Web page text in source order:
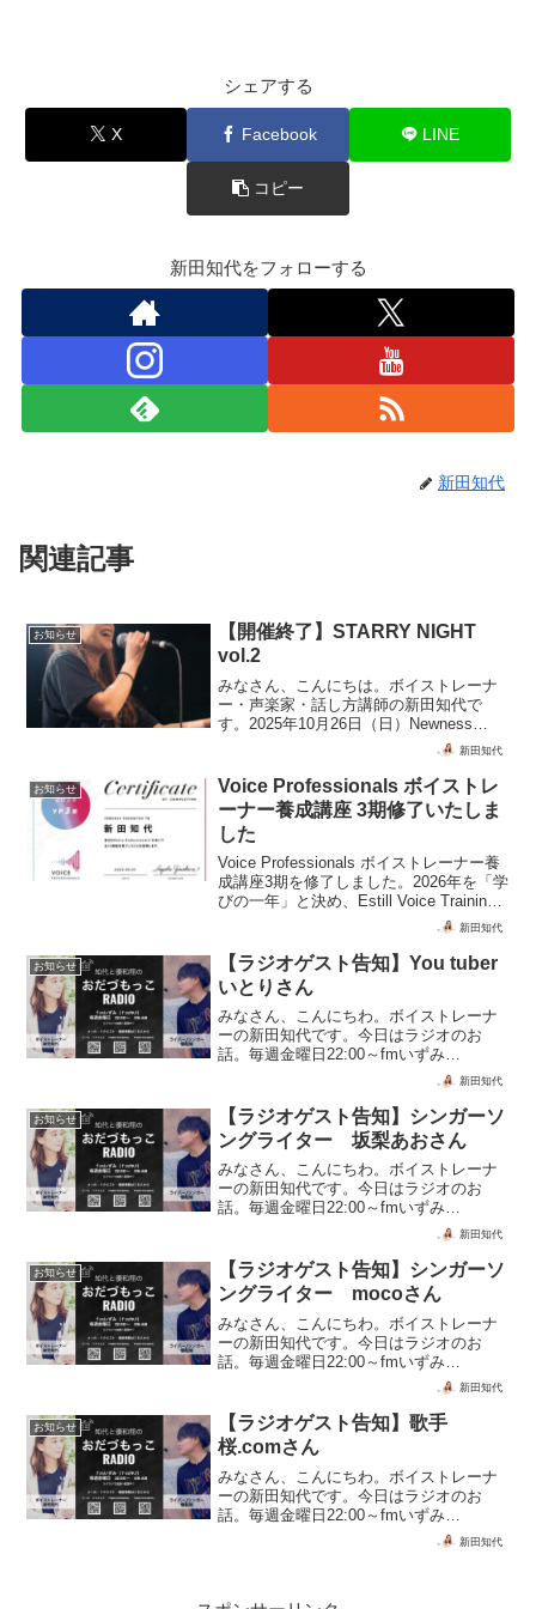
シェアする
X Facebook LINE
コピー
新田知代をフォローする
新田知代
関連記事
お知らせ
【開催終了】STARRY NIGHT
vol.2
みなさん、こんにちは。ボイストレーナ
ー・声楽家・話し方講師の新田知代で
す。2025年10月26日（日）Newness
Music主催発表会ライブ「STARRY
NIGHT vol.2」無事に開催終了しました！
出演下さった皆様ご来場下さった皆...
新田知代
お知らせ
Voice Professionals ボイストレ
ーナー養成講座 3期修了いたしま
した
Voice Professionals ボイストレーナー養
成講座3期を修了しました。2026年を「学
びの一年」と決め、Estill Voice Training®
と並行して学んだ3か月。レッスンの考え
方やクライアントとの向き合い方を見直
し、これからの指導に生かしていきま
す。
新田知代
お知らせ
【ラジオゲスト告知】You tuber
いとりさん
みなさん、こんにちわ。ボイストレーナ
ーの新田知代です。今日はラジオのお
話。毎週金曜日22:00～fmいずみ
（fm79.7）知代と優和翔のおだづもっこ
Radioみなさん、聞いて頂いていますか？
金曜日の夜なのでね、中々忙しい時間か
と思いますが「...
新田知代
お知らせ
【ラジオゲスト告知】シンガーソ
ングライター 坂梨あおさん
みなさん、こんにちわ。ボイストレーナ
ーの新田知代です。今日はラジオのお
話。毎週金曜日22:00～fmいずみ
（fm79.7）知代と優和翔のおだづもっこ
Radioみなさん、聞いて頂いていますか？
金曜日の夜なのでね、中々忙しい時間か
と思いますが「...
新田知代
お知らせ
【ラジオゲスト告知】シンガーソ
ングライター mocoさん
みなさん、こんにちわ。ボイストレーナ
ーの新田知代です。今日はラジオのお
話。毎週金曜日22:00～fmいずみ
（fm79.7）知代と優和翔のおだづもっこ
Radioみなさん、聞いて頂いていますか？
金曜日の夜なのでね、中々忙しい時間か
と思いますが「...
新田知代
お知らせ
【ラジオゲスト告知】歌手
桜.comさん
みなさん、こんにちわ。ボイストレーナ
ーの新田知代です。今日はラジオのお
話。毎週金曜日22:00～fmいずみ
（fm79.7）知代と優和翔のおだづもっこ
Radioみなさん、聞いて頂いていますか？
新田知代